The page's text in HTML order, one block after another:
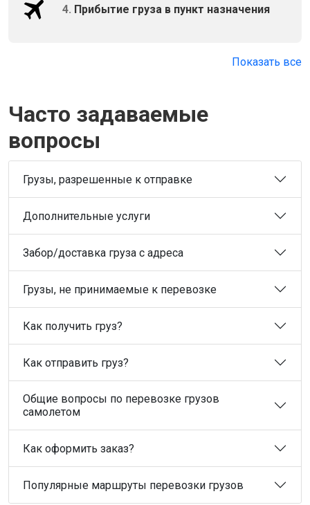
4. Прибытие груза в пункт назначения
Показать все
Часто задаваемые
вопросы
Грузы, разрешенные к отправке
Дополнительные услуги
Забор/доставка груза с адреса
Грузы, не принимаемые к перевозке
Как получить груз?
Как отправить груз?
Общие вопросы по перевозке грузов
самолетом
Как оформить заказ?
Популярные маршруты перевозки грузов